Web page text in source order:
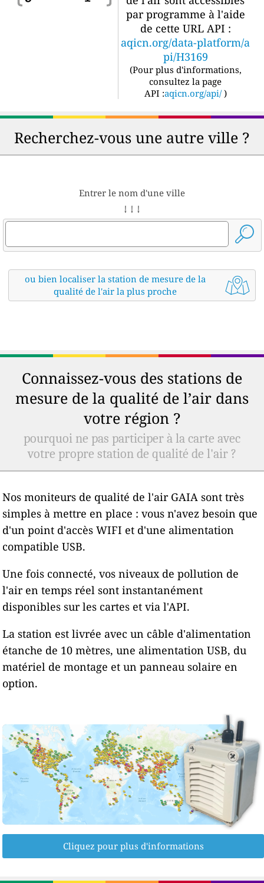
par programme à l'aide
de cette URL API :
aqicn.org/data-platform/a
pi/H3169
(Pour plus d'informations,
consultez la page
API :aqicn.org/api/ )
Recherchez-vous une autre ville ?
Entrer le nom d'une ville
↓ ↓ ↓
ou bien localiser la station de mesure de la
qualité de l'air la plus proche
Connaissez-vous des stations de
mesure de la qualité de l’air dans
votre région ?
pourquoi ne pas participer à la carte avec
votre propre station de qualité de l'air ?
Nos moniteurs de qualité de l'air GAIA sont très
simples à mettre en place : vous n'avez besoin que
d'un point d'accès WIFI et d'une alimentation
compatible USB.
Une fois connecté, vos niveaux de pollution de
l'air en temps réel sont instantanément
disponibles sur les cartes et via l'API.
La station est livrée avec un câble d'alimentation
étanche de 10 mètres, une alimentation USB, du
matériel de montage et un panneau solaire en
option.
Cliquez pour plus d'informations